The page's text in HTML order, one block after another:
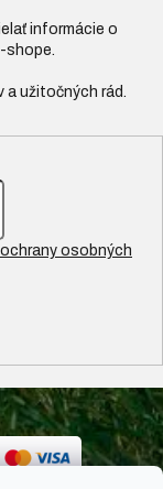
informácie o
osobných